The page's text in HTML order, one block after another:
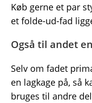
Køb gerne et par
et folde-ud-fad
Også til andet
Selv om fadet
en lagkage på, så
bruges til andre